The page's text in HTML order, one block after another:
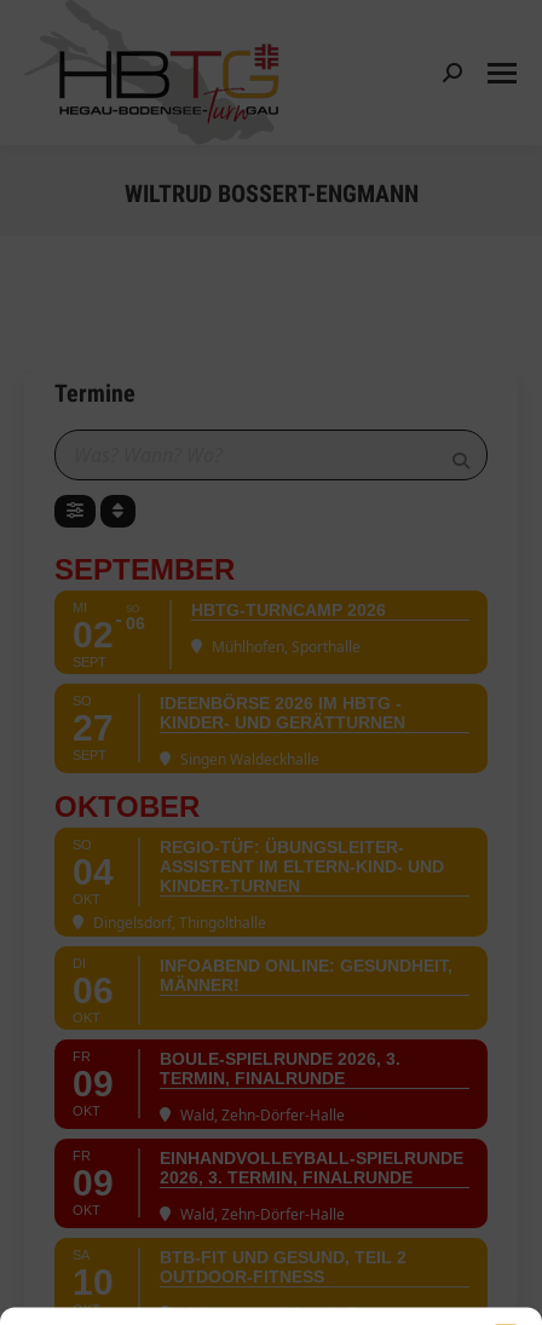
Search:
WILTRUD BOSSERT-ENGMANN
Termine
SEPTEMBER
MI
02
SEPT
SO
06
HBTG-TURNCAMP 2026
Mühlhofen, Sporthalle
SO
27
SEPT
IDEENBÖRSE 2026 IM HBTG -
KINDER- UND GERÄTTURNEN
Singen Waldeckhalle
OKTOBER
SO
04
OKT
REGIO-TÜF: ÜBUNGSLEITER-
ASSISTENT IM ELTERN-KIND- UND
KINDER-TURNEN
Dingelsdorf, Thingolthalle
DI
06
OKT
INFOABEND ONLINE: GESUNDHEIT,
MÄNNER!
FR
09
OKT
BOULE-SPIELRUNDE 2026, 3.
TERMIN, FINALRUNDE
Wald, Zehn-Dörfer-Halle
FR
09
OKT
EINHANDVOLLEYBALL-SPIELRUNDE
2026, 3. TERMIN, FINALRUNDE
Wald, Zehn-Dörfer-Halle
SA
10
OKT
BTB-FIT UND GESUND, TEIL 2
OUTDOOR-FITNESS
Rielasingen, Talwiesenhallen